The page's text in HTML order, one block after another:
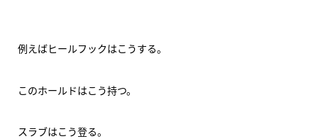
例えばヒールフックはこうする。
このホールドはこう持つ。
スラブはこう登る。